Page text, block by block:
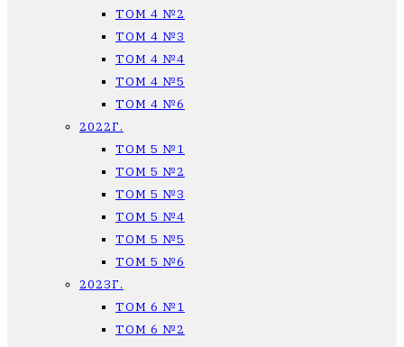
ТОМ 4 №2
ТОМ 4 №3
ТОМ 4 №4
ТОМ 4 №5
ТОМ 4 №6
2022Г.
ТОМ 5 №1
ТОМ 5 №2
ТОМ 5 №3
ТОМ 5 №4
ТОМ 5 №5
ТОМ 5 №6
2023Г.
ТОМ 6 №1
ТОМ 6 №2